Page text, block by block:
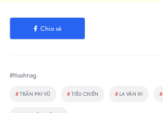
Chia sẻ
#Hashtag
#TRẦN PHI VŨ #TIÊU CHIẾN # LA VÂN HI #